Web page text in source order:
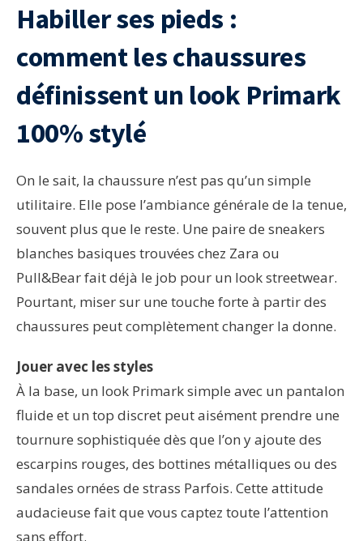
Habiller ses pieds :
comment les chaussures
définissent un look Primark
100% stylé
On le sait, la chaussure n’est pas qu’un simple
utilitaire. Elle pose l’ambiance générale de la tenue,
souvent plus que le reste. Une paire de sneakers
blanches basiques trouvées chez Zara ou
Pull&Bear fait déjà le job pour un look streetwear.
Pourtant, miser sur une touche forte à partir des
chaussures peut complètement changer la donne.
Jouer avec les styles
À la base, un look Primark simple avec un pantalon
fluide et un top discret peut aisément prendre une
tournure sophistiquée dès que l’on y ajoute des
escarpins rouges, des bottines métalliques ou des
sandales ornées de strass Parfois. Cette attitude
audacieuse fait que vous captez toute l’attention
sans effort.